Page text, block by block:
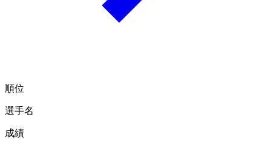
順位
選手名
成績